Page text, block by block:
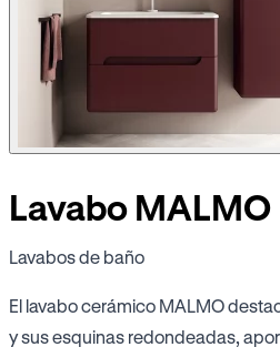
Lavabo MALMO
Lavabos de baño
El lavabo cerámico MALMO
y sus esquinas redondeadas,